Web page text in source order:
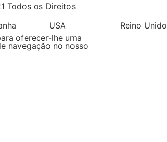
USA Reino Unido
Todos os Direitos
oferecer-lhe uma
navegação no nosso